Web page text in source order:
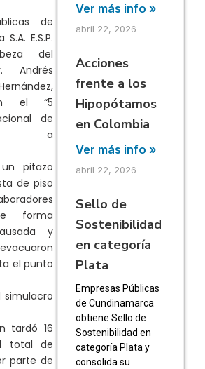
de
E.S.P.
del
Andrés
el “5
de
a
pitazo
de piso
forma
y
el punto
simulacro
tardó 16
total de
parte de
Ver más info »
abril 22, 2026
Acciones
frente a los
Hipopótamos
en Colombia
Ver más info »
abril 22, 2026
Sello de
Sostenibilidad
en categoría
Plata
Empresas Públicas
de Cundinamarca
obtiene Sello de
Sostenibilidad en
categoría Plata y
consolida su